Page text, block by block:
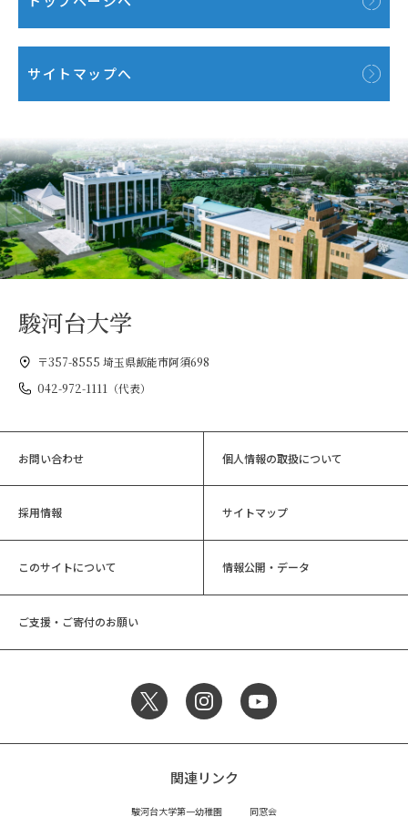
サイトマップへ
駿河台大学
〒357-8555 埼玉県飯能市阿須698
042-972-1111（代表）
お問い合わせ 個人情報の取扱について
採用情報 サイトマップ
このサイトについて 情報公開・データ
ご支援・ご寄付のお願い
関連リンク
駿河台大学第一幼稚園 同窓会